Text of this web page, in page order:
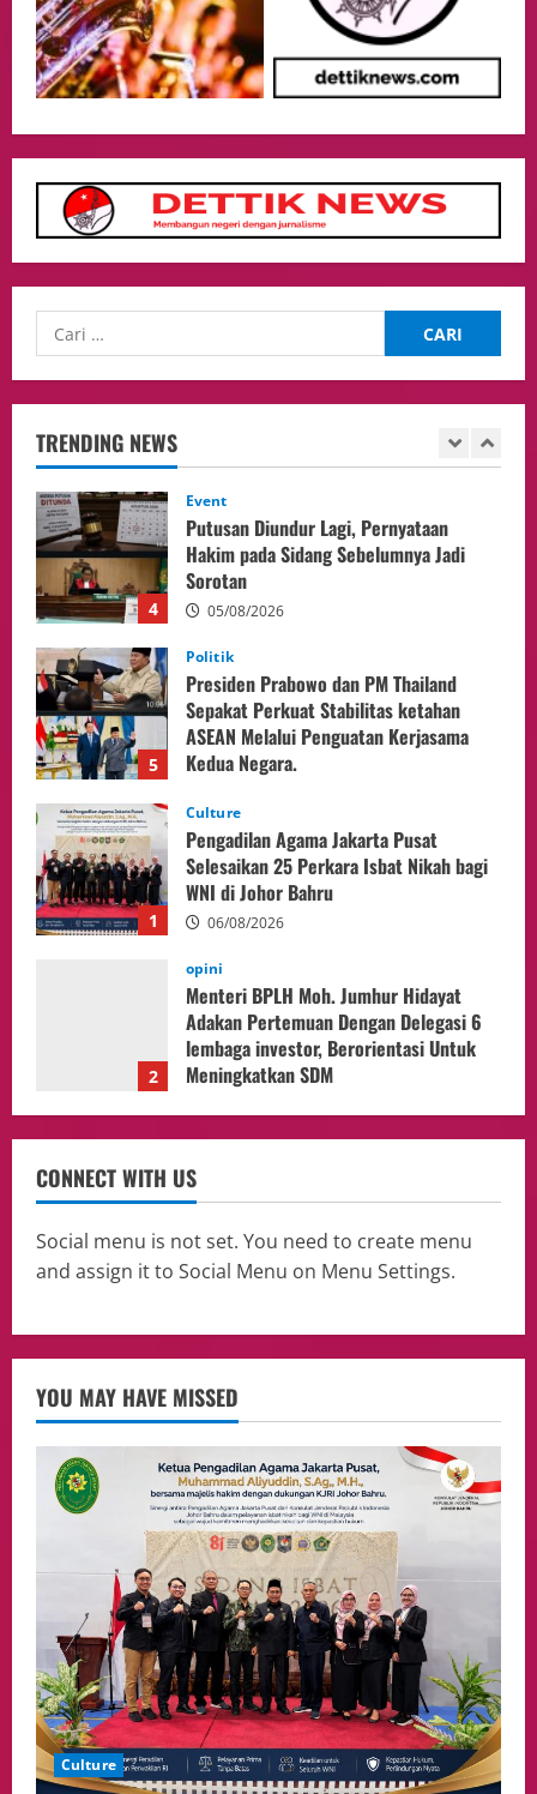
TRENDING NEWS
2
opini
Menteri BPLH Moh. Jumhur Hidayat
Adakan Pertemuan Dengan Delegasi 6
Meningkatkan SDM
Health
Aliyuddin: Anak Indonesia di Luar Negeri
Harus Berprestasi, Berkarakter, dan
Menjaga Nama Baik Bangsa
4
Hakim pada Sidang Sebelumnya Jadi
5
Politik
Presiden Prabowo dan PM Thailand
Sepakat Perkuat Stabilitas ketahan
ASEAN Melalui Penguatan Kerjasama
Kedua Negara.
1
Culture
Pengadilan Agama Jakarta Pusat
Selesaikan 25 Perkara Isbat Nikah bagi
WNI di Johor Bahru
06/08/2026
2
opini
Menteri BPLH Moh. Jumhur Hidayat
Adakan Pertemuan Dengan Delegasi 6
lembaga investor, Berorientasi Untuk
Meningkatkan SDM
3
Health
Aliyuddin: Anak Indonesia di Luar Negeri
Harus Berprestasi, Berkarakter, dan
Menjaga Nama Baik Bangsa
05/08/2026
4
Hakim pada Sidang Sebelumnya Jadi
Sorotan
05/08/2026
5
Politik
Sepakat Perkuat Stabilitas ketahan
ASEAN Melalui Penguatan Kerjasama
Kedua Negara.
04/08/2026
CONNECT WITH US
Social menu is not set. You need to create menu
and assign it to Social Menu on Menu Settings.
YOU MAY HAVE MISSED
Culture